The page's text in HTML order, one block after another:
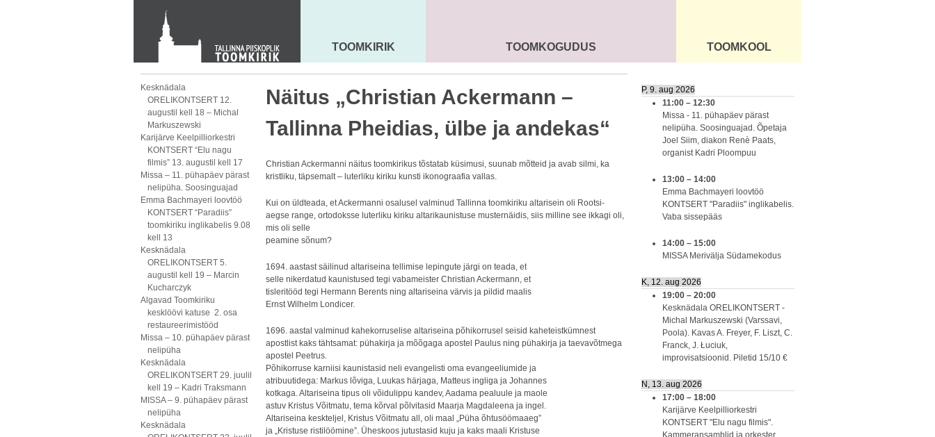
Toom-Kooli 6, 10130 TALLINN
tallinna.toom
+372 644 4140
MAARJA KIRIK
TOOMKIRIK SEENIORID KOGUDUS
TOOMKOGUDUS ÜLDINFO
TOOMKOOL
Kesknädala
ORELIKONTSERT 12.
augustil kell 18 – Michal
Markuszewski
Karijärve Keelpilliorkestri
KONTSERT “Elu nagu
filmis” 13. augustil kell 17
Missa – 11. pühapäev pärast
nelipüha. Soosinguajad
Emma Bachmayeri loovtöö
KONTSERT “Paradiis”
toomkiriku inglikabelis 9.08
kell 13
Kesknädala
ORELIKONTSERT 5.
augustil kell 19 – Marcin
Kucharczyk
Algavad Toomkiriku
kesklöövi katuse 2. osa
restaureerimistööd
Missa – 10. pühapäev pärast
nelipüha
Kesknädala
ORELIKONTSERT 29. juulil
kell 19 – Kadri Traksmann
MISSA – 9. pühapäev pärast
nelipüha
Kesknädala
Näitus „Christian Ackermann –
Tallinna Pheidias, ülbe ja andekas“
Christian Ackermanni näitus toomkirikus tõstatab küsimusi, suunab mõtteid ja avab silmi, ka
kristliku, täpsemalt – luterliku kiriku kunsti ikonograafia vallas.
Kui on üldteada, et Ackermanni osalusel valminud Tallinna toomkiriku altarisein oli Rootsi-
aegse range, ortodoksse luterliku kiriku altarikaunistuse musternäidis, siis milline see ikkagi oli,
mis oli selle
peamine sõnum?
1694. aastast säilinud altariseina tellimise lepingute järgi on teada, et
selle nikerdatud kaunistused tegi vabameister Christian Ackermann, et
tisleritööd tegi Hermann Berents ning altariseina värvis ja pildid maalis
Ernst Wilhelm Londicer.
1696. aastal valminud kahekorruselise altariseina põhikorrusel seisid kaheteistkümnest
apostlist kaks tähtsamat: pühakirja ja mõõgaga apostel Paulus ning pühakirja ja taevavõtmega
apostel Peetrus.
Põhikorruse karniisi kaunistasid neli evangelisti oma evangeeliumide ja
atribuutidega: Markus lõviga, Luukas härjaga, Matteus ingliga ja Johannes
kotkaga. Altariseina tipus oli võidulippu kandev, Aadama pealuule ja maole
astuv Kristus Võitmatu, tema kõrval põlvitasid Maarja Magdaleena ja ingel.
Altariseina keskteljel, Kristus Võitmatu all, oli maal „Püha õhtusöömaaeg”
ja „Kristuse ristilöömine”. Üheskoos jutustasid kuju ja kaks maali Kristuse
P, 9. aug 2026
11:00 – 12:30
Missa - 11. pühapäev pärast
nelipüha. Soosinguajad. Õpetaja
Joel Siim, diakon Renè Paats,
organist Kadri Ploompuu
13:00 – 14:00
Emma Bachmayeri loovtöö
KONTSERT "Paradiis" inglikabelis.
Vaba sissepääs
14:00 – 15:00
MISSA Merivälja Südamekodus
K, 12. aug 2026
19:00 – 20:00
Kesknädala ORELIKONTSERT -
Michal Markuszewski (Varssavi,
Poola). Kavas A. Freyer, F. Liszt, C.
Franck, J. Łuciuk,
improvisatsioonid. Piletid 15/10 €
N, 13. aug 2026
17:00 – 18:00
Karijärve Keelpilliorkestri
KONTSERT "Elu nagu filmis".
Kammeransamblid ja orkester.